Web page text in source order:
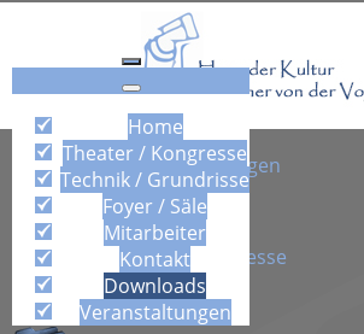
Home
Theater / Kongresse
Technik / Grundrisse
Foyer / Säle
Mitarbeiter
Kontakt
Downloads
Veranstaltungen
Nutzungsbedingungen
Dateien: 2
Theater und Kongresse
Dateien: 5